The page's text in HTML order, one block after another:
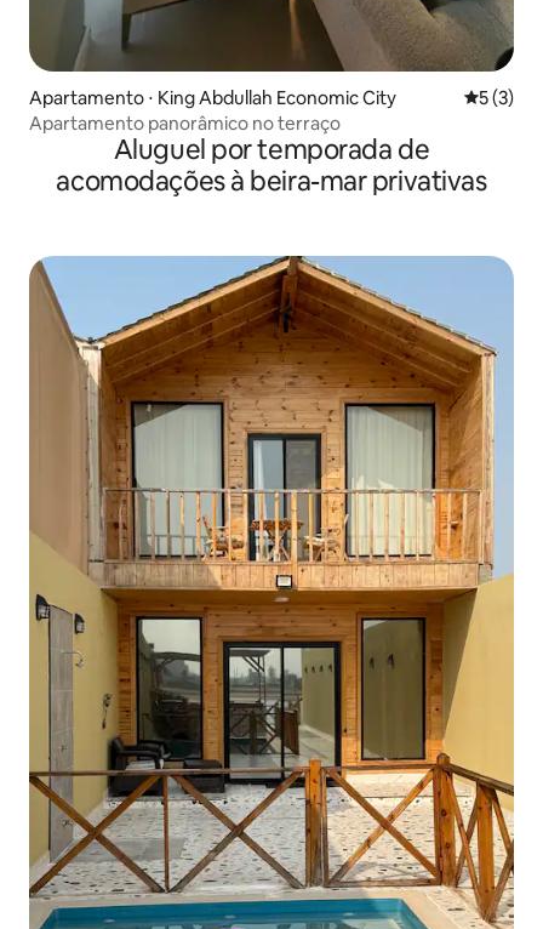
Apartamento ⋅ King Abdullah Economic City 5 de
5 (3)
Apartamento panorâmico no terraço
Aluguel por temporada de
acomodações à beira-mar privativas